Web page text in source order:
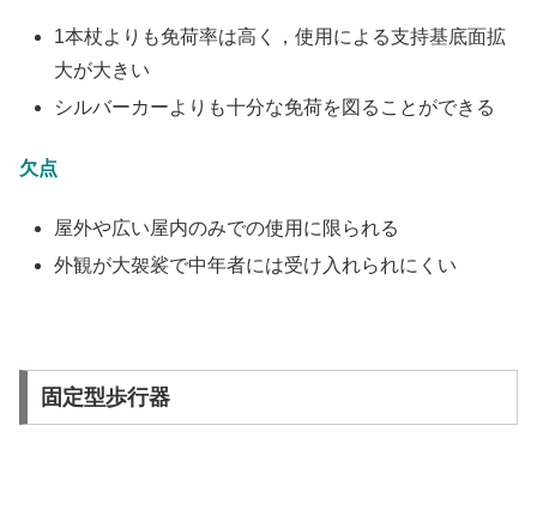
1本杖よりも免荷率は高く，使用による支持基底面拡
大が大きい
シルバーカーよりも十分な免荷を図ることができる
欠点
屋外や広い屋内のみでの使用に限られる
外観が大袈裟で中年者には受け入れられにくい
固定型歩行器